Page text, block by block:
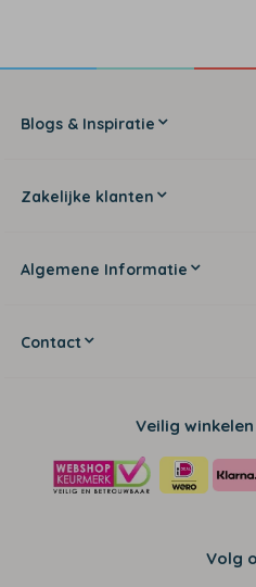
Blogs & Inspiratie
Zakelijke klanten
Algemene Informatie
Contact
Veilig
Volg